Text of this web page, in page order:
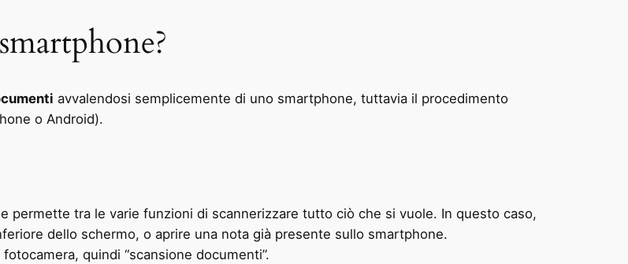
avvalendosi semplicemente di uno smartphone, tuttavia il procedimento
o Android).
permette tra le varie funzioni di scannerizzare tutto ciò che si vuole. In questo caso,
dello schermo, o aprire una nota già presente sullo smartphone.
quindi “scansione documenti”.